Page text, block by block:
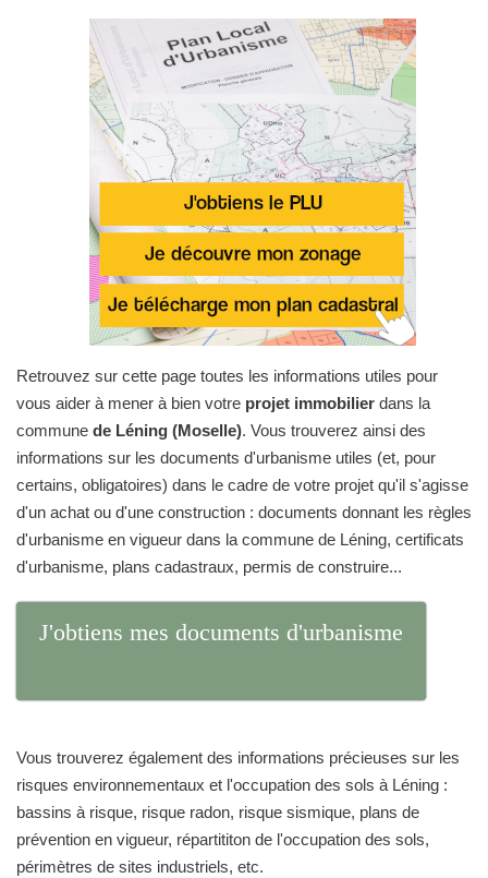
Retrouvez sur cette page toutes les informations utiles pour
vous aider à mener à bien votre projet immobilier dans la
commune de Léning (Moselle). Vous trouverez ainsi des
informations sur les documents d'urbanisme utiles (et, pour
certains, obligatoires) dans le cadre de votre projet qu'il s'agisse
d'un achat ou d'une construction : documents donnant les règles
d'urbanisme en vigueur dans la commune de Léning, certificats
d'urbanisme, plans cadastraux, permis de construire...
J'obtiens mes documents d'urbanisme
Vous trouverez également des informations précieuses sur les
risques environnementaux et l'occupation des sols à Léning :
bassins à risque, risque radon, risque sismique, plans de
prévention en vigueur, répartititon de l'occupation des sols,
périmètres de sites industriels, etc.